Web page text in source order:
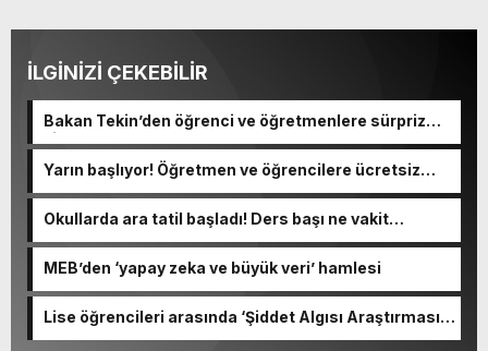
İLGİNİZİ ÇEKEBİLİR
Bakan Tekin’den öğrenci ve öğretmenlere sürpriz
ziyaret
Yarın başlıyor! Öğretmen ve öğrencilere ücretsiz
Okullarda ara tatil başladı! Ders başı ne vakit
MEB’den ‘yapay zeka ve büyük veri’ hamlesi
Lise öğrencileri arasında ‘Şiddet Algısı Araştırması’